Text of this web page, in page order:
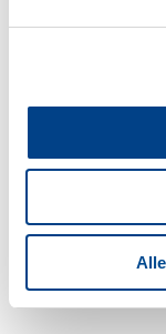
door geremde
Vilsack uitte
van veel
is van
uitdaging ligt
voor alle
noodzakelijke
deed daarbij
de publieke
aansluit bij een